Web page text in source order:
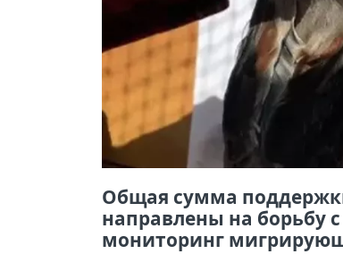
Общая сумма
направлены на борьбу
мониторинг